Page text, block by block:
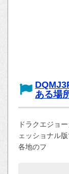
ある場
ドラクエジョ
ェッショナル
各地のフ